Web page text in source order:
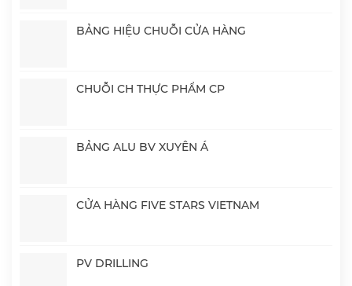
BẢNG HIỆU CHUỖI CỬA HÀNG
CHUỖI CH THỰC PHẨM CP
BẢNG ALU BV XUYÊN Á
CỬA HÀNG FIVE STARS VIETNAM
PV DRILLING